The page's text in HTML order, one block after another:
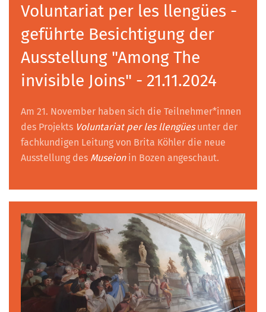
Voluntariat per les llengües -
geführte Besichtigung der
Ausstellung "Among The
invisible Joins" - 21.11.2024
Am 21. November haben sich die Teilnehmer*innen
des Projekts Voluntariat per les llengüesunter der
fachkundigen Leitung von Brita Köhler die neue
Ausstellung des Museionin Bozen angeschaut.